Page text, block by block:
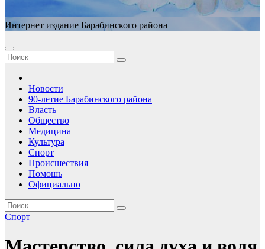
Интернет издание Барабинского района
Новости
90-летие Барабинского района
Власть
Общество
Медицина
Культура
Спорт
Происшествия
Помошь
Официально
Спорт